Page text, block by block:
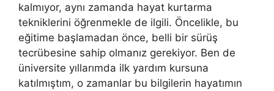
kalmıyor, aynı zamanda hayat kurtarma
tekniklerini öğrenmekle de ilgili. Öncelikle, bu
eğitime başlamadan önce, belli bir sürüş
tecrübesine sahip olmanız gerekiyor. Ben de
üniversite yıllarımda ilk yardım kursuna
katılmıştım, o zamanlar bu bilgilerin hayatımın